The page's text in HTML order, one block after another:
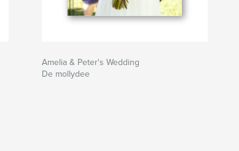
Amelia & Peter's Wedding
De mollydee